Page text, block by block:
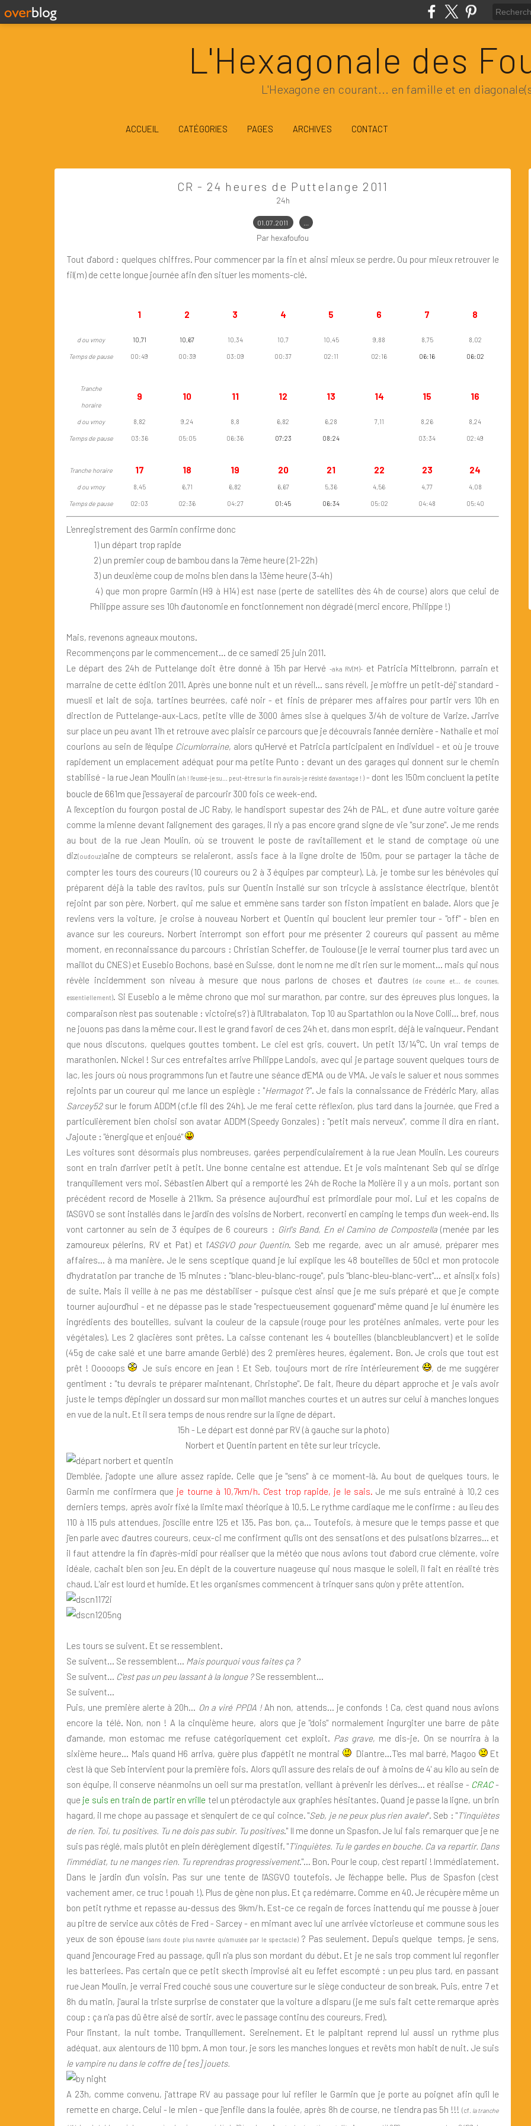
L'Hexagonale des
L'Hexagone en courant... en famille et en
ACCUEIL CATÉGORIES PAGES ARCHIVES CONTACT
CR - 24 heures de Puttelange 2011
24h
01.07.2011
Par hexafoufou
Tout d'abord : quelques chiffres. Pour commencer par la fin et ainsi mieux se perdre. Ou pour mieux retrouver le
fil(m) de cette longue journée afin d'en situer les moments-clé.
1 2 3 4 5 6 7 8
d ou vmoy 10,71 10,67 10,34 10,7 10,45 9,88 8,75 8,02
Temps de pause 00:49 00:39 03:09 00:37 02:11 02:16 06:16 06:02
Tranche
horaire
9 10 11 12 13 14 15 16
d ou vmoy 8,82 9,24 8,8 6,82 6,28 7,11 8,26 8,24
Temps de pause 03:36 05:05 06:36 07:23 08:24 03:34 02:49
Tranche horaire 17 18 19 20 21 22 23 24
d ou vmoy 8,45 6,71 6,82 6,67 5,36 4,56 4,77 4,08
Temps de pause 02:03 02:36 04:27 01:45 06:34 05:02 04:48 05:40
L'enregistrement des Garmin confirme donc
1) un départ trop rapide
2) un premier coup de bambou dans la 7ème heure (21-22h)
3) un deuxième coup de moins bien dans la 13ème heure (3-4h)
4) que mon propre Garmin (H9 à H14) est nase (perte de satellites dès 4h de course) alors que celui de
Philippe assure ses 10h d'autonomie en fonctionnement non dégradé (merci encore, Philippe !)
Mais, revenons agneaux moutons.
Recommençons par le commencement... de ce samedi 25 juin 2011.
Le départ des 24h de Puttelange doit être donné à 15h par Hervé -aka RV(M)- et Patricia Mittelbronn, parrain et
marraine de cette édition 2011. Après une bonne nuit et un réveil... sans réveil, je m'offre un petit-déj' standard -
muesli et lait de soja, tartines beurrées, café noir - et finis de préparer mes affaires pour partir vers 10h en
direction de Puttelange-aux-Lacs, petite ville de 3000 âmes sise à quelques 3/4h de voiture de Varize. J'arrive
sur place un peu avant 11h et retrouve avec plaisir ce parcours que je découvrais l'année dernière - Nathalie et moi
courions au sein de l'équipe Cicumlorraine, alors qu'Hervé et Patricia participaient en individuel - et où je trouve
rapidement un emplacement adéquat pour ma petite Punto : devant un des garages qui donnent sur le chemin
stabilisé - la rue Jean Moulin (ah ! l'eussé-je su... peut-être sur la fin aurais-je résisté davantage ! ) - dont les 150m concluent la petite
boucle de 661m que j'essayerai de parcourir 300 fois ce week-end.
A l'exception du fourgon postal de JC Raby, le handisport supestar des 24h de PAL, et d'une autre voiture garée
comme la mienne devant l'alignement des garages, il n'y a pas encore grand signe de vie "sur zone". Je me rends
au bout de la rue Jean Moulin, où se trouvent le poste de ravitaillement et le stand de comptage où une
diz(oudouz)aine de compteurs se relaieront, assis face à la ligne droite de 150m, pour se partager la tâche de
compter les tours des coureurs (10 coureurs ou 2 à 3 équipes par compteur). Là, je tombe sur les bénévoles qui
préparent déjà la table des ravitos, puis sur Quentin installé sur son tricycle à assistance électrique, bientôt
rejoint par son père, Norbert, qui me salue et emmène sans tarder son fiston impatient en balade. Alors que je
reviens vers la voiture, je croise à nouveau Norbert et Quentin qui bouclent leur premier tour - "off" - bien en
avance sur les coureurs. Norbert interrompt son effort pour me présenter 2 coureurs qui passent au même
moment, en reconnaissance du parcours : Christian Scheffer, de Toulouse (je le verrai tourner plus tard avec un
maillot du CNES) et Eusebio Bochons, basé en Suisse, dont le nom ne me dit rien sur le moment... mais qui nous
révèle incidemment son niveau à mesure que nous parlons de choses et d'autres
(de course et... de courses,
essentiellement). Si Eusebio a le même chrono que moi sur marathon, par contre, sur des épreuves plus longues, la
comparaison n'est pas soutenable : victoire(s?) à l'Ultrabalaton, Top 10 au Spartathlon ou la Nove Colli... bref, nous
ne jouons pas dans la même cour. Il est le grand favori de ces 24h et, dans mon esprit, déjà le vainqueur. Pendant
que nous discutons, quelques gouttes tombent. Le ciel est gris, couvert. Un petit 13/14°C. Un vrai temps de
marathonien. Nickel ! Sur ces entrefaites arrive Philippe Landois, avec qui je partage souvent quelques tours de
lac, les jours où nous programmons l'un et l'autre une séance d'EMA ou de VMA. Je vais le saluer et nous sommes
rejoints par un coureur qui me lance un espiègle : "Hermagot?". Je fais la connaissance de Frédéric Mary, alias
Sarcey52sur le forum ADDM (cf.le fil des 24h). Je me ferai cette réflexion, plus tard dans la journée, que Fred a
particulièrement bien choisi son avatar ADDM (Speedy Gonzales) : "petit mais nerveux", comme il dira en riant.
J'ajoute : "énergique et enjoué"
Les voitures sont désormais plus nombreuses, garées perpendiculairement à la rue Jean Moulin. Les coureurs
sont en train d'arriver petit à petit. Une bonne centaine est attendue. Et je vois maintenant Seb qui se dirige
tranquillement vers moi. Sébastien Albert qui a remporté les 24h de Roche la Molière il y a un mois, portant son
précédent record de Moselle à 211km. Sa présence aujourd'hui est primordiale pour moi. Lui et les copains de
l'ASGVO se sont installés dans le jardin des voisins de Norbert, reconverti en camping le temps d'un week-end. Ils
vont cartonner au sein de 3 équipes de 6 coureurs : Girl's Band, En el Camino de Compostella(menée par les
zamoureux pélerins, RV et Pat) et l'ASGVO pour Quentin. Seb me regarde, avec un air amusé, préparer mes
affaires... à ma manière. Je le sens sceptique quand je lui explique les 48 bouteilles de 50cl et mon protocole
d'hydratation par tranche de 15 minutes : "blanc-bleu-blanc-rouge", puis "blanc-bleu-blanc-vert"... et ainsi(x fois)
de suite. Mais il veille à ne pas me déstabiliser - puisque c'est ainsi que je me suis préparé et que je compte
tourner aujourd'hui - et ne dépasse pas le stade "respectueusement goguenard" même quand je lui énumère les
ingrédients des bouteilles, suivant la couleur de la capsule (rouge pour les protéines animales, verte pour les
végétales). Les 2 glacières sont prêtes. La caisse contenant les 4 bouteilles (blancbleublancvert) et le solide
(45g de cake salé et une barre amande Gerblé) des 2 premières heures, également. Bon. Je crois que tout est
prêt ! Ooooops
Je suis encore en jean ! Et Seb, toujours mort de rire intérieurement
, de me suggérer
gentîment : "tu devrais te préparer maintenant, Christophe". De fait, l'heure du départ approche et je vais avoir
juste le temps d'épingler un dossard sur mon maillot manches courtes et un autres sur celui à manches longues
en vue de la nuit. Et il sera temps de nous rendre sur la ligne de départ.
15h - Le départ est donné par RV (à gauche sur la photo)
Norbert et Quentin partent en tête sur leur tricycle.
D'emblée, j'adopte une allure assez rapide. Celle que je "sens" à ce moment-là. Au bout de quelques tours, le
Garmin me confirmera que je tourne à 10,7km/h. C'est trop rapide, je le sais. Je me suis entraîné à 10,2 ces
derniers temps, après avoir fixé la limite maxi théorique à 10,5. Le rythme cardiaque me le confirme : au lieu des
110 à 115 puls attendues, j'oscille entre 125 et 135. Pas bon, ça... Toutefois, à mesure que le temps passe et que
j'en parle avec d'autres coureurs, ceux-ci me confirment qu'ils ont des sensations et des pulsations bizarres... et
il faut attendre la fin d'après-midi pour réaliser que la météo que nous avions tout d'abord crue clémente, voire
idéale, cachait bien son jeu. En dépit de la couverture nuageuse qui nous masque le soleil, il fait en réalité très
chaud. L'air est lourd et humide. Et les organismes commencent à trinquer sans qu'on y prête attention.
Les tours se suivent. Et se ressemblent.
Se suivent... Se ressemblent... Mais pourquoi vous faites ça ?
Se suivent... C'est pas un peu lassant à la longue ?Se ressemblent...
Se suivent...
Puis, une première alerte à 20h... On a viré PPDA !Ah non, attends... je confonds ! Ca, c'est quand nous avions
encore la télé. Non, non ! A la cinquième heure, alors que je "dois" normalement ingurgiter une barre de pâte
d'amande, mon estomac me refuse catégoriquement cet exploit. Pas grave, me dis-je. On se nourrira à la
sixième heure... Mais quand H6 arriva, guère plus d'appétit ne montrai
Diantre...T'es mal barré, Magoo
Et
c'est là que Seb intervient pour la première fois. Alors qu'il assure des relais de ouf à moins de 4' au kilo au sein de
son équipe, il conserve néanmoins un oeil sur ma prestation, veillant à prévenir les dérives... et réalise - CRAC-
que je suis en train de partir en vrille tel un ptérodactyle aux graphies hésitantes. Quand je passe la ligne, un brin
hagard, il me chope au passage et s'enquiert de ce qui coince. "Seb, je ne peux plus rien avaler". Seb : "T'inquiètes
de rien. Toi, tu positives. Tu ne dois pas subir. Tu positives." Il me donne un Spasfon. Je lui fais remarquer que je ne
suis pas réglé, mais plutôt en plein dérèglement digestif. "T'inquiètes. Tu le gardes en bouche. Ca va repartir. Dans
l'immédiat, tu ne manges rien. Tu reprendras progressivement."... Bon. Pour le coup, c'est reparti ! Immédiatement.
Dans le jardin d'un voisin. Pas sur une tente de l'ASGVO toutefois. Je l'échappe belle. Plus de Spasfon (c'est
vachement amer, ce truc ! pouah !). Plus de gène non plus. Et ça redémarre. Comme en 40. Je récupère même un
bon petit rythme et repasse au-dessus des 9km/h. Est-ce ce regain de forces inattendu qui me pousse à jouer
au pitre de service aux côtés de Fred - Sarcey - en mimant avec lui une arrivée victorieuse et commune sous les
yeux de son épouse(sans doute plus navrée qu'amusée par le spectacle)? Pas seulement. Depuis quelque temps, je sens,
quand j'encourage Fred au passage, qu'il n'a plus son mordant du début. Et je ne sais trop comment lui regonfler
les batteriees. Pas certain que ce petit skecth improvisé ait eu l'effet escompté : un peu plus tard, en passant
rue Jean Moulin, je verrai Fred couché sous une couverture sur le siège conducteur de son break. Puis, entre 7 et
8h du matin, j'aurai la triste surprise de constater que la voiture a disparu (je me suis fait cette remarque après
coup : ça n'a pas dû être aisé de sortir, avec le passage continu des coureurs, Fred).
Pour l'instant, la nuit tombe. Tranquillement. Sereinement. Et le palpitant reprend lui aussi un rythme plus
adéquat, aux alentours de 110 bpm. A mon tour, je sors les manches longues et revêts mon habit de nuit. Je suis
le vampire nu dans le coffre de [tes] jouets.
A 23h, comme convenu, j'attrape RV au passage pour lui refiler le Garmin que je porte au poignet afin qu'il le
remette en charge. Celui - le mien - que j'enfile dans la foulée, après 8h de course, ne tiendra pas 5h !!! (cf. la tranche